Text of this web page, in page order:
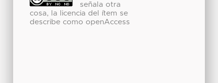
señala otra
cosa, la licencia del ítem se
describe como openAccess